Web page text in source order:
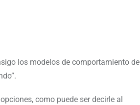
los modelos de comportamiento de
como puede ser decirle al